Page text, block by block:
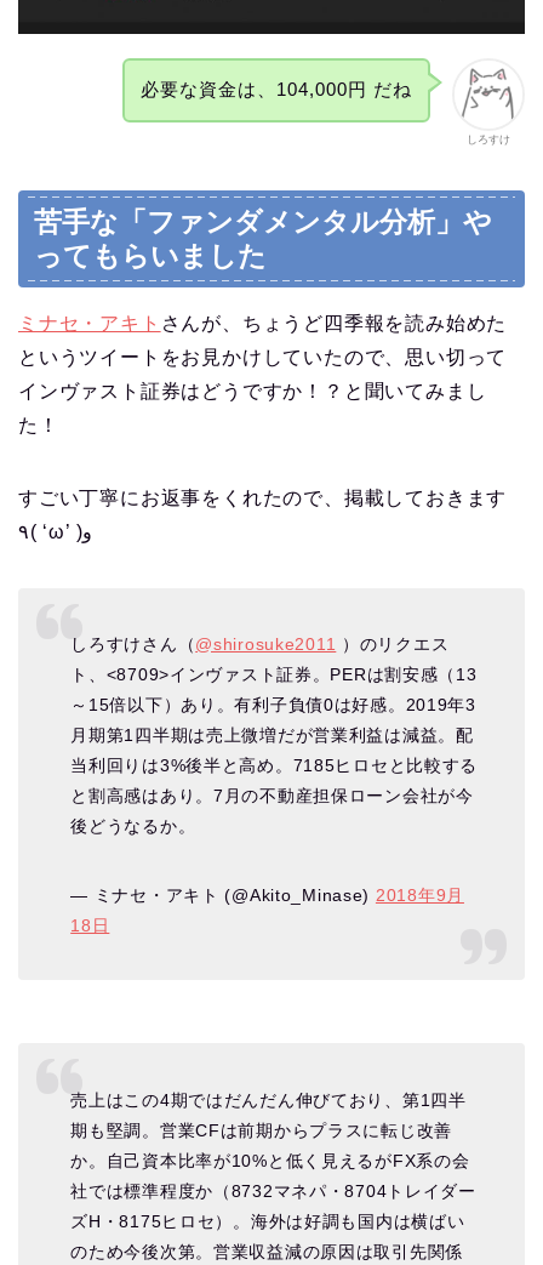
しろすけ
必要な資金は、104,000円 だね
苦手な「ファンダメンタル分析」や
ってもらいました
ミナセ・アキト さんが、ちょうど四季報を読み始めた
というツイートをお見かけしていたので、思い切って
インヴァスト証券はどうですか！？と聞いてみまし
た！
すごい丁寧にお返事をくれたので、掲載しておきます
٩( ‘ω’ )و
しろすけさん（@shirosuke2011
）のリクエス
ト、<8709>インヴァスト証券。PERは割安感（13
～15倍以下）あり。有利子負債0は好感。2019年3
月期第1四半期は売上微増だが営業利益は減益。配
当利回りは3%後半と高め。7185ヒロセと比較する
と割高感はあり。7月の不動産担保ローン会社が今
後どうなるか。
— ミナセ・アキト (@Akito_Minase) 2018年9月
18日
売上はこの4期ではだんだん伸びており、第1四半
期も堅調。営業CFは前期からプラスに転じ改善
か。自己資本比率が10%と低く見えるがFX系の会
社では標準程度か（8732マネパ・8704トレイダー
ズH・8175ヒロセ）。海外は好調も国内は横ばい
のため今後次第。営業収益減の原因は取引先関係